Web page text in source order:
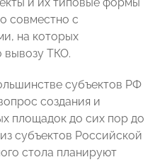
совместно с
на которых
вывозу ТКО.
субъектов РФ
создания и
площадок до сих пор до
субъектов Российской
стола планируют